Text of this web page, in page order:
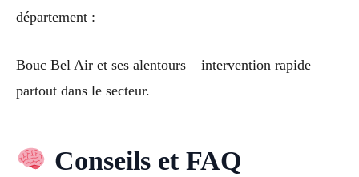
département :
Bouc Bel Air et ses alentours – intervention rapide
partout dans le secteur.
Conseils et FAQ